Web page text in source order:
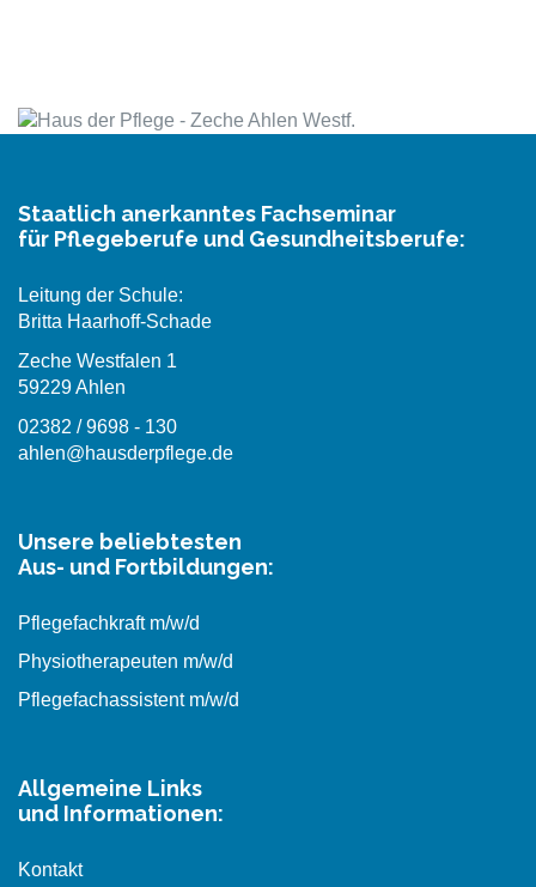
Staatlich anerkanntes Fachseminar
für Pflegeberufe und Gesundheitsberufe:
Leitung der Schule:
Britta Haarhoff-Schade
Zeche Westfalen 1
59229 Ahlen
02382 / 9698 - 130
ahlen@hausderpflege.de
Unsere beliebtesten
Aus- und Fortbildungen:
Pflegefachkraft m/w/d
Physiotherapeuten m/w/d
Pflegefachassistent m/w/d
Allgemeine Links
und Informationen:
Kontakt